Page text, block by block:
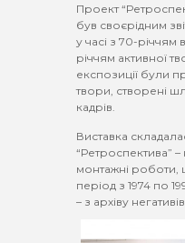
Проект
був своєрідним
у часі з 70-річчям
річчям активної
експозиції були
твори, створені
кадрів.
Виставка
“Ретроспектива”
монтажні роботи,
період з 1974 по
– з архіву